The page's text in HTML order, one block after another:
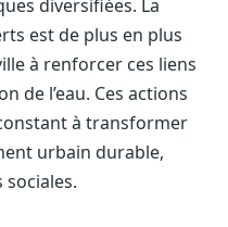
diversifiées. La
est de plus en plus
à renforcer ces liens
de l’eau. Ces actions
à transformer
urbain durable,